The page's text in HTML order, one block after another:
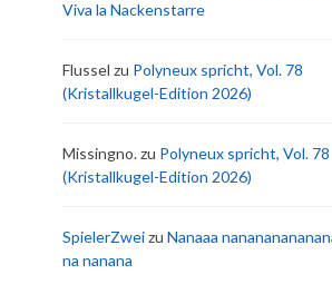
Viva la Nackenstarre
Flussel zu Polyneux spricht, Vol. 78
(Kristallkugel-Edition 2026)
Missingno.zu Polyneux spricht, Vol. 78
(Kristallkugel-Edition 2026)
SpielerZweizu Nanaaa
na nanana